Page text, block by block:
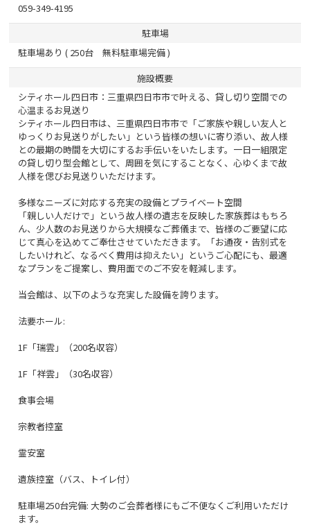
059-349-4195
駐車場
駐車場あり ( 250台 無料駐車場完備 )
施設概要
シティホール四日市：三重県四日市市で叶える、貸し切り空間での
心温まるお見送り
シティホール四日市は、三重県四日市市で「ご家族や親しい友人と
ゆっくりお見送りがしたい」という皆様の想いに寄り添い、故人様
との最期の時間を大切にするお手伝いをいたします。一日一組限定
の貸し切り型会館として、周囲を気にすることなく、心ゆくまで故
人様を偲びお見送りいただけます。
多様なニーズに対応する充実の設備とプライベート空間
「親しい人だけで」という故人様の遺志を反映した家族葬はもちろ
ん、少人数のお見送りから大規模なご葬儀まで、皆様のご要望に応
じて真心を込めてご奉仕させていただきます。「お通夜・告別式を
したいけれど、なるべく費用は抑えたい」というご心配にも、最適
なプランをご提案し、費用面でのご不安を軽減します。
当会館は、以下のような充実した設備を誇ります。
法要ホール:
1F「瑞雲」（200名収容）
1F「祥雲」（30名収容）
食事会場
宗教者控室
霊安室
遺族控室（バス、トイレ付）
駐車場250台完備: 大勢のご会葬者様にもご不便なくご利用いただけ
ます。